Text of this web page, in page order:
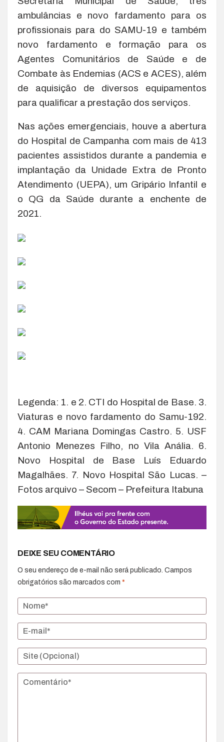
ambulâncias e novo fardamento para os
profissionais para do SAMU-19 e também
novo fardamento e formação para os
Agentes Comunitários de Saúde e de
Combate às Endemias (ACS e ACES), além
de aquisição de diversos equipamentos
para qualificar a prestação dos serviços.
Nas ações emergenciais, houve a abertura
do Hospital de Campanha com mais de 413
pacientes assistidos durante a pandemia e
implantação da Unidade Extra de Pronto
Atendimento (UEPA), um Gripário Infantil e
o QG da Saúde durante a enchente de
2021.
Legenda: 1. e 2. CTI do Hospital de Base. 3.
Viaturas e novo fardamento do Samu-192.
4. CAM Mariana Domingas Castro. 5. USF
Antonio Menezes Filho, no Vila Anália. 6.
Novo Hospital de Base Luís Eduardo
Magalhães. 7. Novo Hospital São Lucas. –
Fotos arquivo – Secom – Prefeitura Itabuna
DEIXE SEU COMENTÁRIO
O seu endereço de e-mail não será publicado. Campos
obrigatórios são marcados com *